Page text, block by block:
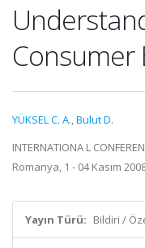
Consumer
YÜKSEL C. A.,Bulut D.
INTERNATIONA L
Romanya, 1 - 04 Kasım
Yayın Türü: Bildiri /